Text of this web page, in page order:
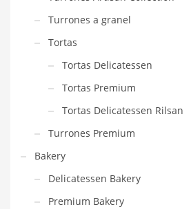
Turrones a granel
Tortas
Tortas Delicatessen
Tortas Premium
Tortas Delicatessen Rilsan
Turrones Premium
Bakery
Delicatessen Bakery
Premium Bakery